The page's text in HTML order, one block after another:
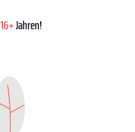
16+Jahren!